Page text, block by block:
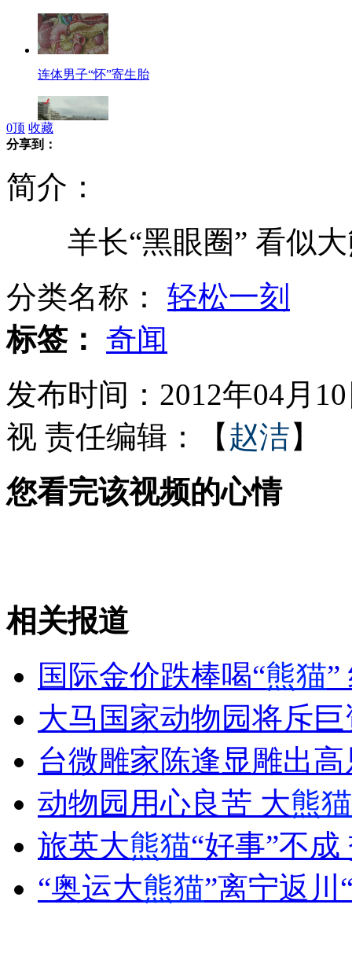
连体男子“怀”寄生胎
大连一9岁女生频吻男孩 被家长告状
中国版搞笑诺贝尔医学奖揭晓
国羽总教练称黄穗代澳洲比赛很正常
山西运城恶犬咬伤多人 警民合力深夜将其击毙
女孩北京地铁殴打老人 痛下狠手拳打脚踢
无痛分娩是否安全 医生回应
外交部：反对强权政治霸凌主义
外交部：有关国家言论片面不公正
0顶 收藏
分享到：
简介：
羊长“黑眼圈” 看似大
分类名称： 轻松一刻
标签： 奇闻
发布时间：2012年04月
视 责任编辑：【 赵洁】
您看完该视频的心情
相关报道
国际金价跌棒喝“熊猫”
大马国家动物园将斥
台微雕家陈逢显雕出
动物园用心良苦 大熊猫
旅英大熊猫“好事”不
“奥运大熊猫”离宁返川